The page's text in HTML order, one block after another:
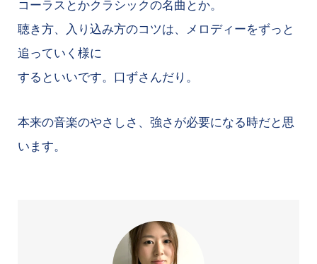
コーラスとかクラシックの名曲とか。
聴き方、入り込み方のコツは、メロディーをずっと
追っていく様に
するといいです。口ずさんだり。
本来の音楽のやさしさ、強さが必要になる時だと思
います。